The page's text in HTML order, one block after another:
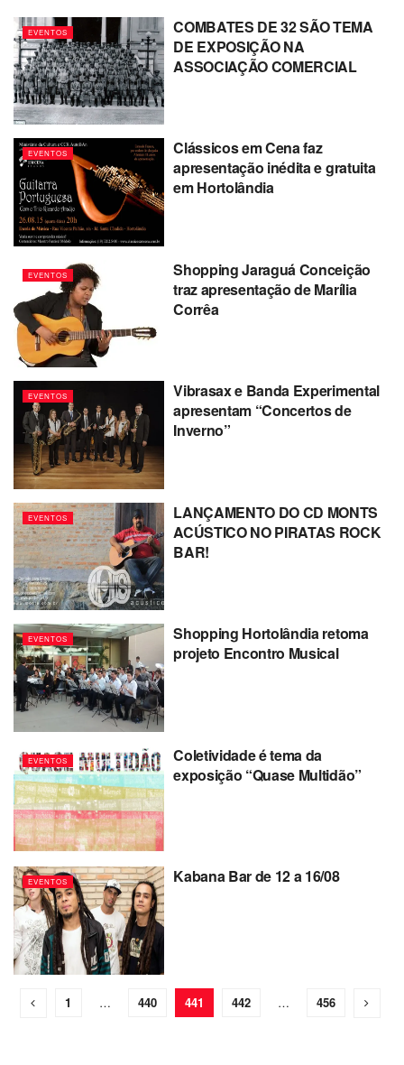
EVENTOS
COMBATES DE 32 SÃO TEMA
DE EXPOSIÇÃO NA
ASSOCIAÇÃO COMERCIAL
EVENTOS
Clássicos em Cena faz
apresentação inédita e gratuita
em Hortolândia
EVENTOS
Shopping Jaraguá Conceição
traz apresentação de Marília
Corrêa
EVENTOS
Vibrasax e Banda Experimental
apresentam “Concertos de
Inverno”
EVENTOS
LANÇAMENTO DO CD MONTS
ACÚSTICO NO PIRATAS ROCK
BAR!
EVENTOS
Shopping Hortolândia retoma
projeto Encontro Musical
EVENTOS
Coletividade é tema da
exposição “Quase Multidão”
EVENTOS Kabana Bar de 12 a 16/08
1 … 440 441 442 … 456